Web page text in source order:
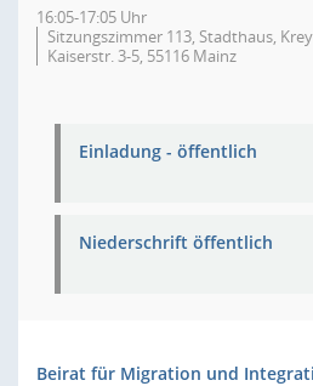
16:05-17:05 Uhr
Sitzungszimmer 113, Stadthaus,
Kaiserstr. 3-5, 55116 Mainz
Einladung - öffentlich
Niederschrift öffentlich
Beirat für Migration und